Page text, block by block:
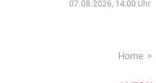
07.08.2026, 14:00 Uhr
Home